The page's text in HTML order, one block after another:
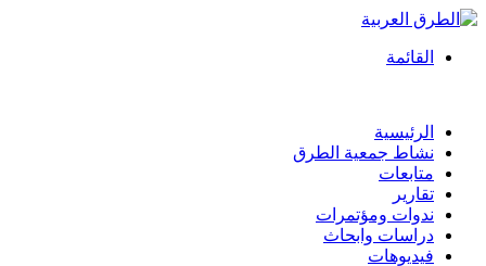
القائمة
الرئيسية
نشاط جمعية الطرق
متابعات
تقارير
ندوات ومؤتمرات
دراسات وابحاث
فيديوهات